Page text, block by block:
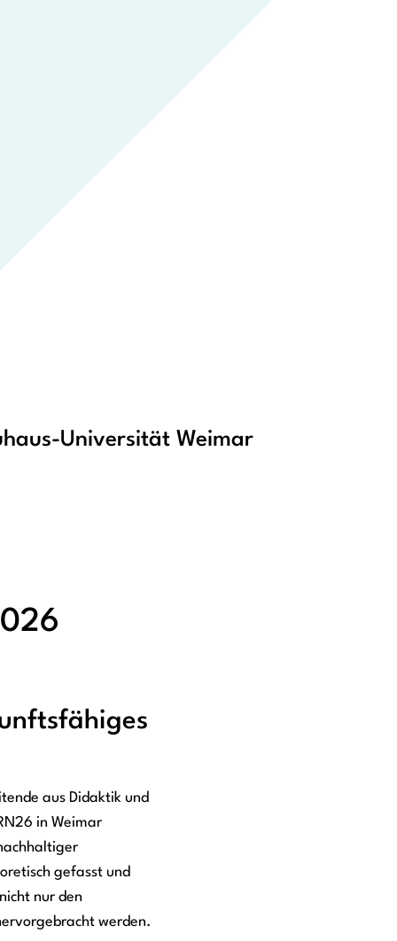
Universität Weimar
aus Didaktik und
in Weimar
gefasst und
nur den
werden.